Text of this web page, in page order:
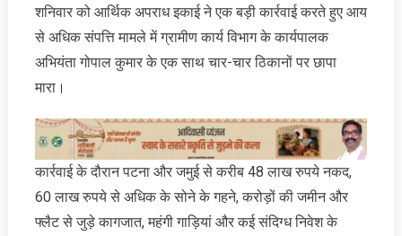
शनिवार को आर्थिक अपराध इकाई ने एक बड़ी कार्रवाई करते हुए आय
से अधिक संपत्ति मामले में ग्रामीण कार्य विभाग के कार्यपालक
अभियंता गोपाल कुमार के एक साथ चार-चार ठिकानों पर छापा
मारा।
कार्रवाई के दौरान पटना और जमुई से करीब 48 लाख रुपये नकद,
60 लाख रुपये से अधिक के सोने के गहने, करोड़ों की जमीन और
फ्लैट से जुड़े कागजात, महंगी गाड़ियां और कई संदिग्ध निवेश के